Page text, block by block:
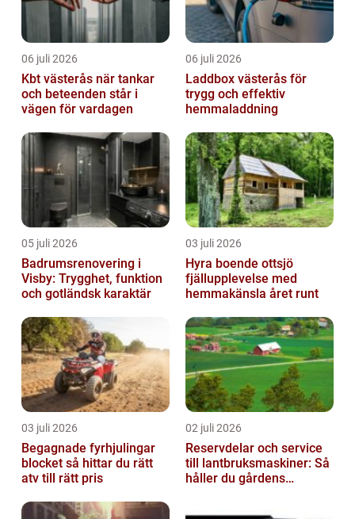
06 juli 2026
Kbt västerås när tankar
och beteenden står i
vägen för vardagen
06 juli 2026
Laddbox västerås för
trygg och effektiv
hemmaladdning
05 juli 2026
Badrumsrenovering i
Visby: Trygghet, funktion
och gotländsk karaktär
03 juli 2026
Hyra boende ottsjö
fjällupplevelse med
hemmakänsla året runt
03 juli 2026
Begagnade fyrhjulingar
blocket så hittar du rätt
atv till rätt pris
02 juli 2026
Reservdelar och service
till lantbruksmaskiner: Så
håller du gårdens